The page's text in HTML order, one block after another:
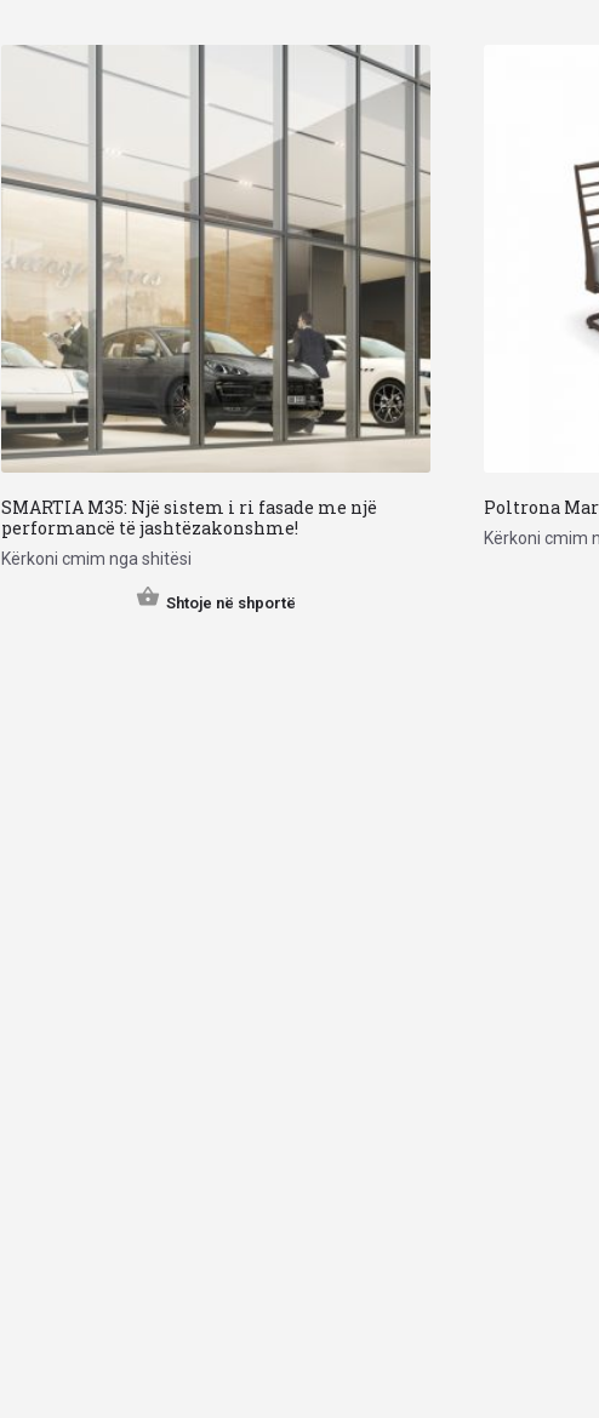
SMARTIA M35: Një sistem i ri fasade me një
performancë të jashtëzakonshme!
Kërkoni cmim nga shitësi
Shtoje në shportë
Poltrona
Kërkoni cmim